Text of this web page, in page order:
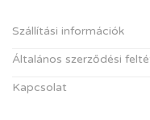
Szállítási információk
Általános szerződési
Kapcsolat